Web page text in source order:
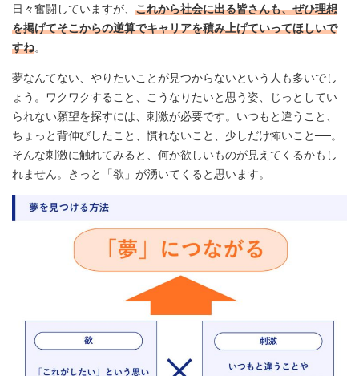
日々奮闘していますが、 これから社会に出る皆さんも、ぜひ理想
を掲げてそこからの逆算でキャリアを積み上げていってほしいで
すね。
夢なんてない、やりたいことが見つからないという人も多いでし
ょう。ワクワクすること、こうなりたいと思う姿、じっとしてい
られない願望を探すには、刺激が必要です。いつもと違うこと、
ちょっと背伸びしたこと、慣れないこと、少しだけ怖いこと──。
そんな刺激に触れてみると、何か欲しいものが見えてくるかもし
れません。きっと「欲」が湧いてくると思います。